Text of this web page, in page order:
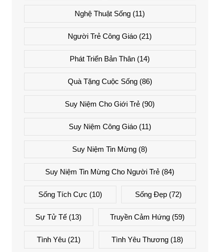
Nghệ Thuật Sống (11)
Người Trẻ Công Giáo (21)
Phát Triển Bản Thân (14)
Quà Tặng Cuộc Sống(86)
Suy Niệm Cho Giới Trẻ (90)
Suy Niệm Công Giáo(11)
Suy Niệm Tin Mừng (8)
Suy Niệm Tin Mừng Cho Người Trẻ (84)
Sống Tích Cực (10) Sống Đẹp (72)
Sự Tử Tế (13) Truyền Cảm Hứng(59)
Tình Yêu (21) Tình Yêu Thương(18)